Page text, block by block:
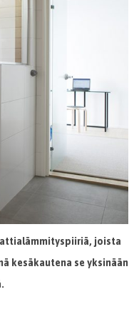
joista
kesäkautena se yksinään